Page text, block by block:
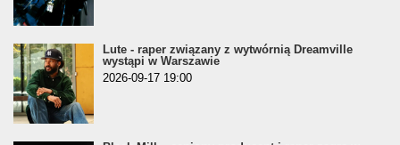
Lute - raper związany z wytwórnią Dreamville
wystąpi w Warszawie
2026-09-17 19:00